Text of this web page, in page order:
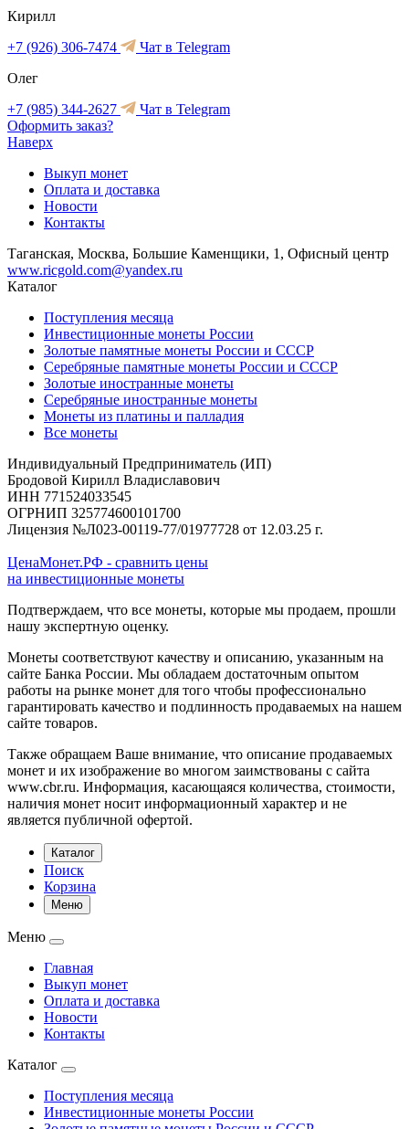
Кирилл
+7 (926) 306-7474
Чат в Telegram
Олег
+7 (985) 344-2627
Чат в Telegram
Оформить заказ?
Наверх
Выкуп монет
Оплата и доставка
Новости
Контакты
Таганская, Москва, Большие Каменщики, 1, Офисный центр
www.ricgold.com@yandex.ru
Каталог
Поступления месяца
Инвестиционные монеты России
Золотые памятные монеты России и СССР
Серебряные памятные монеты России и СССР
Золотые иностранные монеты
Серебряные иностранные монеты
Монеты из платины и палладия
Все монеты
Индивидуальный Предприниматель (ИП)
Бродовой Кирилл Владиславович
ИНН 771524033545
ОГРНИП 325774600101700
Лицензия №Л023-00119-77/01977728 от 12.03.25 г.
ЦенаМонет.РФ - сравнить цены
на инвестиционные монеты
Подтверждаем, что все монеты, которые мы продаем, прошли
нашу экспертную оценку.
Монеты соответствуют качеству и описанию, указанным на
сайте Банка России. Мы обладаем достаточным опытом
работы на рынке монет для того чтобы профессионально
гарантировать качество и подлинность продаваемых на нашем
сайте товаров.
Также обращаем Ваше внимание, что описание продаваемых
монет и их изображение во многом заимствованы с сайта
www.cbr.ru. Информация, касающаяся количества, стоимости,
наличия монет носит информационный характер и не
является публичной офертой.
Каталог
Поиск
Корзина
Меню
Меню
Главная
Выкуп монет
Оплата и доставка
Новости
Контакты
Каталог
Поступления месяца
Инвестиционные монеты России